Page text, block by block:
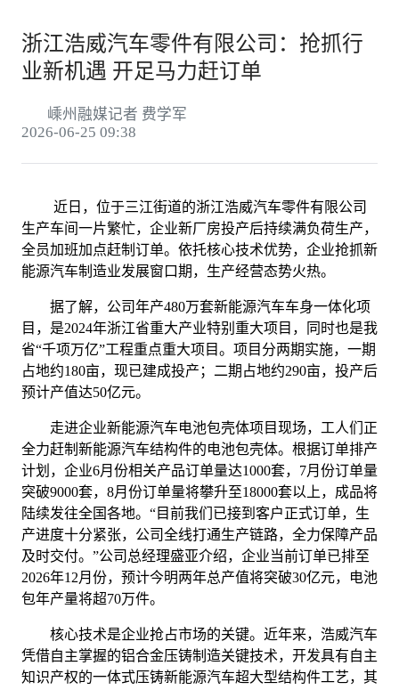
浙江浩威汽车零件有限公司：抢抓行
业新机遇 开足马力赶订单
嵊州融媒记者 费学军
2026-06-25 09:38
近日，位于三江街道的浙江浩威汽车零件有限公司
生产车间一片繁忙，企业新厂房投产后持续满负荷生产，
全员加班加点赶制订单。依托核心技术优势，企业抢抓新
能源汽车制造业发展窗口期，生产经营态势火热。
据了解，公司年产480万套新能源汽车车身一体化项
目，是2024年浙江省重大产业特别重大项目，同时也是我
省“千项万亿”工程重点重大项目。项目分两期实施，一期
占地约180亩，现已建成投产；二期占地约290亩，投产后
预计产值达50亿元。
走进企业新能源汽车电池包壳体项目现场，工人们正
全力赶制新能源汽车结构件的电池包壳体。根据订单排产
计划，企业6月份相关产品订单量达1000套，7月份订单量
突破9000套，8月份订单量将攀升至18000套以上，成品将
陆续发往全国各地。“目前我们已接到客户正式订单，生
产进度十分紧张，公司全线打通生产链路，全力保障产品
及时交付。”公司总经理盛亚介绍，企业当前订单已排至
2026年12月份，预计今明两年总产值将突破30亿元，电池
包年产量将超70万件。
核心技术是企业抢占市场的关键。近年来，浩威汽车
凭借自主掌握的铝合金压铸制造关键技术，开发具有自主
知识产权的一体式压铸新能源汽车超大型结构件工艺，其